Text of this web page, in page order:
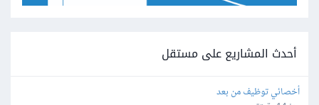
أحدث المشاريع على مستقل
أخصائي توظيف من بعد